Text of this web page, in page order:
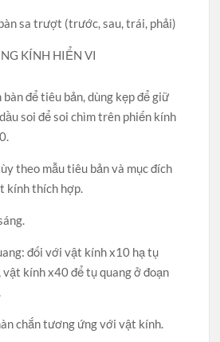
sa trượt (trước, sau, trái, phải)
KÍNH HIỂN VI
để tiêu bản, dùng kẹp để giữ
soi để soi chìm trên phiến kính
theo mẫu tiêu bản và mục đích
kính thích hợp.
đối với vật kính x10 hạ tụ
vật kính x40 để tụ quang ở đoạn
chắn tương ứng với vật kính.